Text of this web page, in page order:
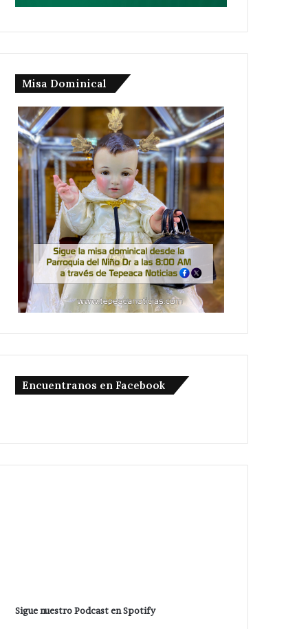
Misa Dominical
Encuentranos en Facebook
Sigue nuestro Podcast en Spotify